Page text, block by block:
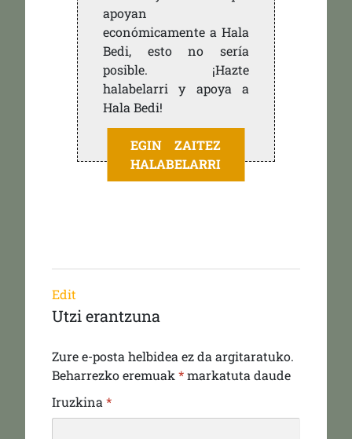
apoyan
económicamente a Hala
Bedi, esto no sería
posible. ¡Hazte
halabelarri y apoya a
Hala Bedi!
EGIN ZAITEZ
HALABELARRI
Edit
Utzi erantzuna
Zure e-posta helbidea ez da argitaratuko.
Beharrezko eremuak *markatuta daude
Iruzkina *